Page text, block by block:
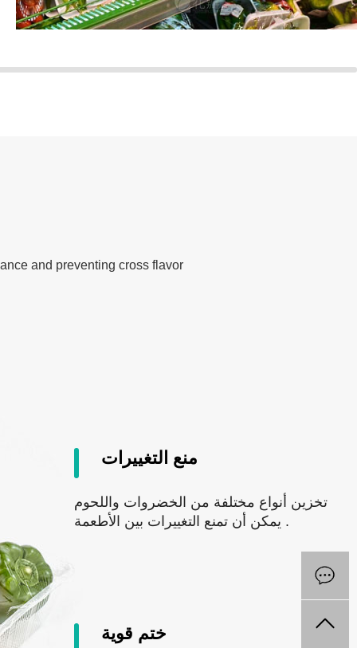
سوبر ماركت
and preventing cross flavor
منع التغييرات
تخزين أنواع مختلفة من الخضروات واللحوم
يمكن أن تمنع التغييرات بين الأطعمة .
ختم قوية